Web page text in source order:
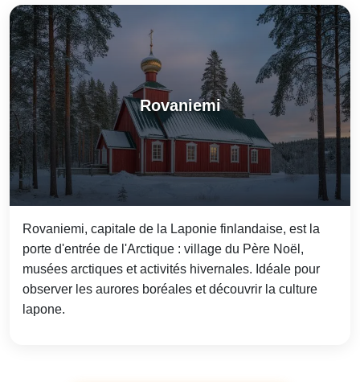
Rovaniemi
Rovaniemi, capitale de la Laponie finlandaise, est la
porte d'entrée de l'Arctique : village du Père Noël,
musées arctiques et activités hivernales. Idéale pour
observer les aurores boréales et découvrir la culture
lapone.